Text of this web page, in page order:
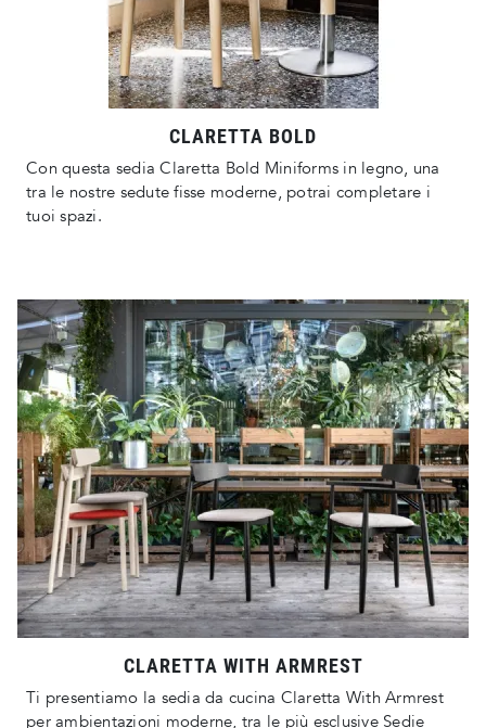
CLARETTA BOLD
Con questa sedia Claretta Bold Miniforms in legno, una
tra le nostre sedute fisse moderne, potrai completare i
tuoi spazi.
CLARETTA WITH ARMREST
Ti presentiamo la sedia da cucina Claretta With Armrest
per ambientazioni moderne, tra le più esclusive Sedie